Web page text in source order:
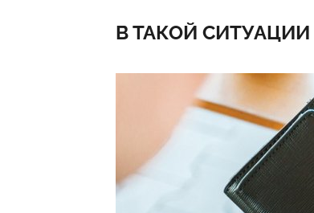
В ТАКОЙ